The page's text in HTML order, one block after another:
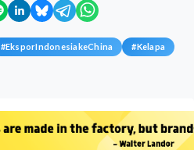
#EksporIndonesiakeChina #Kelapa